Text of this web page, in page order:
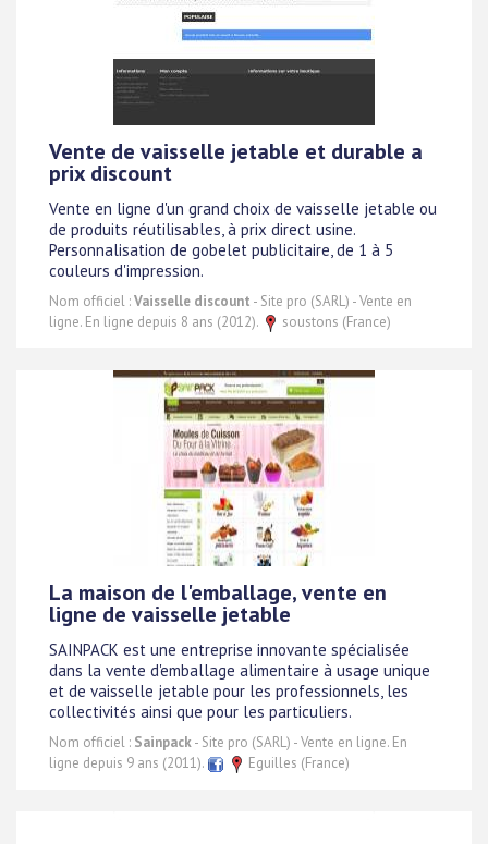
Vente de vaisselle jetable et durable a
prix discount
Vente en ligne d'un grand choix de vaisselle jetable ou
de produits réutilisables, à prix direct usine.
Personnalisation de gobelet publicitaire, de 1 à 5
couleurs d'impression.
Nom officiel :Vaisselle discount - Site pro (SARL) - Vente en
ligne. En ligne depuis 8 ans (2012).
soustons (France)
La maison de l'emballage, vente en
ligne de vaisselle jetable
SAINPACK est une entreprise innovante spécialisée
dans la vente d'emballage alimentaire à usage unique
et de vaisselle jetable pour les professionnels, les
collectivités ainsi que pour les particuliers.
Nom officiel : Sainpack- Site pro (SARL) - Vente en ligne. En
ligne depuis 9 ans (2011).
Eguilles (France)